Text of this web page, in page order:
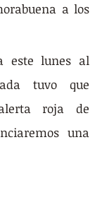
a los
este lunes al
tuvo que
roja de
una